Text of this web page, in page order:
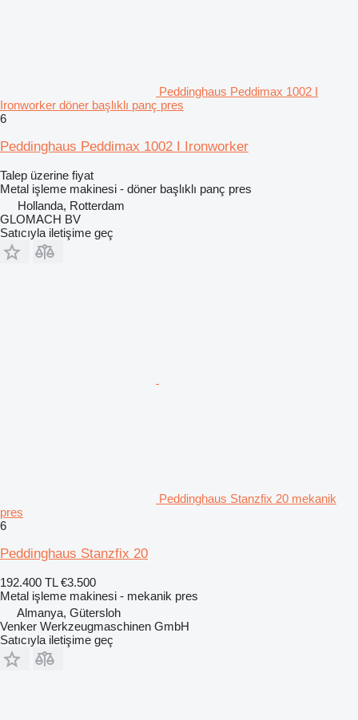
Peddinghaus Peddimax 1002 I
Ironworker döner başlıklı panç pres
6
Peddinghaus Peddimax 1002 I Ironworker
Talep üzerine fiyat
Metal işleme makinesi - döner başlıklı panç pres
Hollanda, Rotterdam
GLOMACH BV
Satıcıyla iletişime geç
Peddinghaus Stanzfix 20 mekanik
pres
6
Peddinghaus Stanzfix 20
192.400 TL €3.500
Metal işleme makinesi - mekanik pres
Almanya, Gütersloh
Venker Werkzeugmaschinen GmbH
Satıcıyla iletişime geç